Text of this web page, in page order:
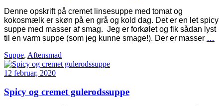
Denne opskrift på cremet linsesuppe med tomat og
kokosmælk er skøn på en grå og kold dag. Det er en let spicy
suppe med masser af smag. Jeg er forkølet og fik sådan lyst
til en varm suppe (som jeg kunne smage!). Der er masser …
Suppe, Aftensmad
12 februar, 2020
Spicy og cremet gulerodssuppe